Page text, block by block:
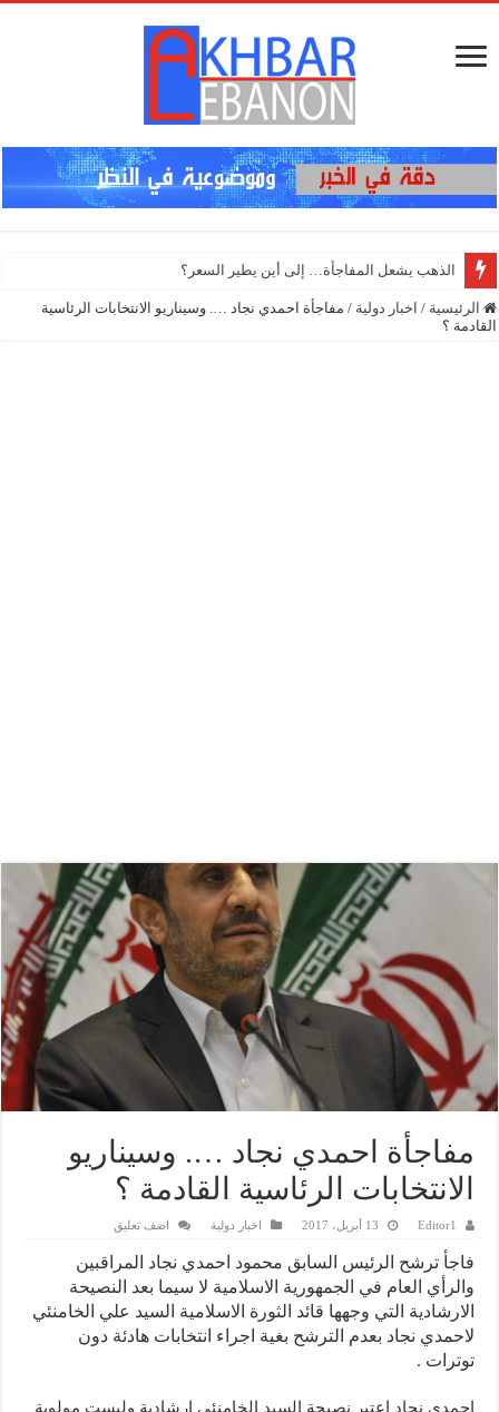
إنذار في ال
الرئيسية / اخبار دولية / مفاجأة احمدي نجاد …. وسيناريو الانتخابات الرئاسية
القادمة ؟
مفاجأة احمدي نجاد …. وسيناريو
الانتخابات الرئاسية القادمة ؟
Editor1 13 أبريل، 2017 اخبار دولية اضف تعليق
فاجأ ترشح الرئيس السابق محمود احمدي نجاد المراقبين
والرأي العام في الجمهورية الاسلامية لا سيما بعد النصيحة
الارشادية التي وجهها قائد الثورة الاسلامية السيد علي الخامنئي
لاحمدي نجاد بعدم الترشح بغية اجراء انتخابات هادئة دون
توترات .
احمدي نجاد اعتبر نصيحة السيد الخامنئي ارشادية وليست مولوية